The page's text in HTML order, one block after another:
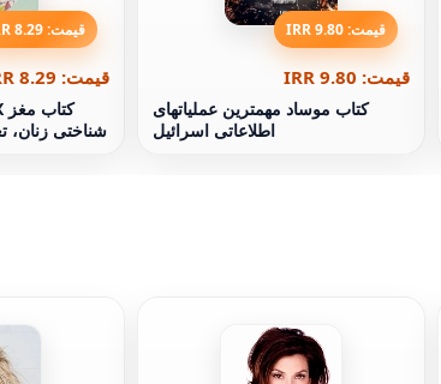
قیمت: 8.29 IRR
قیمت: 8.29 IRR
شناختی زنان،
قیمت: 9.80 IRR
قیمت: 9.80 IRR
کتاب موساد مهمترین عملیاتهای
اطلاعاتی اسرائیل